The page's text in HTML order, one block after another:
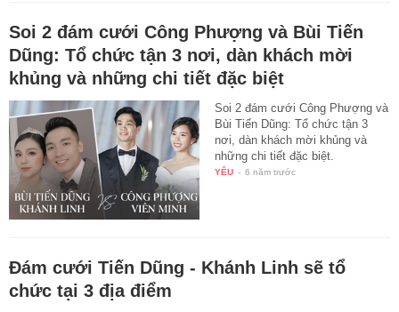
Soi 2 đám cưới Công Phượng và Bùi Tiến
Dũng: Tổ chức tận 3 nơi, dàn khách mời
khủng và những chi tiết đặc biệt
Soi 2 đám cưới Công Phượng và
Bùi Tiến Dũng: Tổ chức tận 3
nơi, dàn khách mời khủng và
những chi tiết đặc biệt.
YÊU - 6 năm trước
Đám cưới Tiến Dũng - Khánh Linh sẽ tổ
chức tại 3 địa điểm